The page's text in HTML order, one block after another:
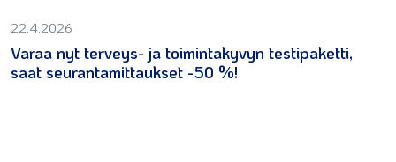
22.4.2026
Varaa nyt terveys- ja toimintakyvyn testipaketti,
saat seurantamittaukset -50 %!